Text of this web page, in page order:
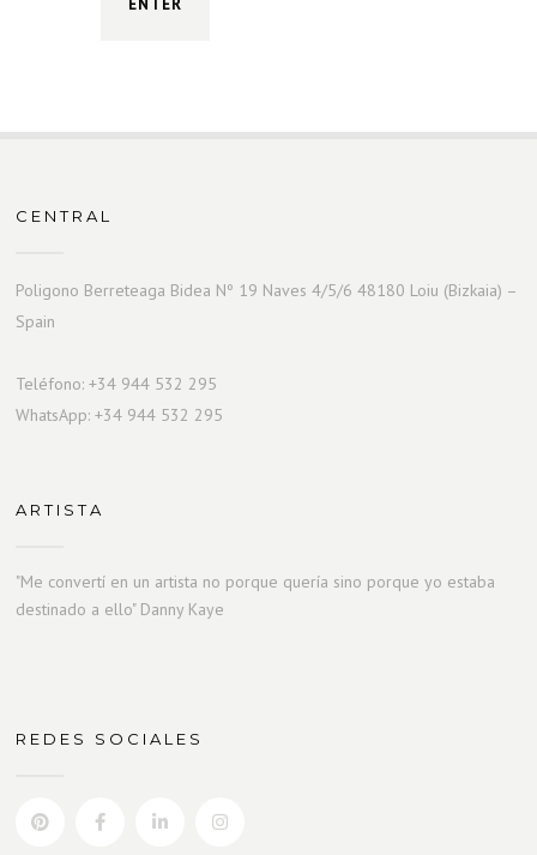
CENTRAL
Poligono Berreteaga Bidea Nº 19 Naves 4/5/6 48180 Loiu (Bizkaia) –
Spain
Teléfono: +34 944 532 295
WhatsApp: +34 944 532 295
ARTISTA
"Me convertí en un artista no porque quería sino porque yo estaba
destinado a ello" Danny Kaye
REDES SOCIALES